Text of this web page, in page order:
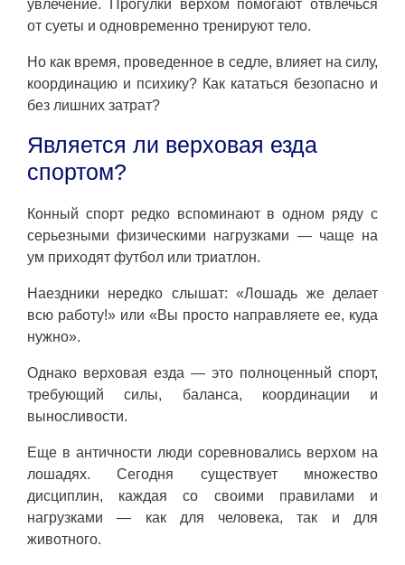
увлечение. Прогулки верхом помогают отвлечься
от суеты и одновременно тренируют тело.
Но как время, проведенное в седле, влияет на силу,
координацию и психику? Как кататься безопасно и
без лишних затрат?
Является ли верховая езда
спортом?
Конный спорт редко вспоминают в одном ряду с
серьезными физическими нагрузками — чаще на
ум приходят футбол или триатлон.
Наездники нередко слышат: «Лошадь же делает
всю работу!» или «Вы просто направляете ее, куда
нужно».
Однако верховая езда — это полноценный спорт,
требующий силы, баланса, координации и
выносливости.
Еще в античности люди соревновались верхом на
лошадях. Сегодня существует множество
дисциплин, каждая со своими правилами и
нагрузками — как для человека, так и для
животного.